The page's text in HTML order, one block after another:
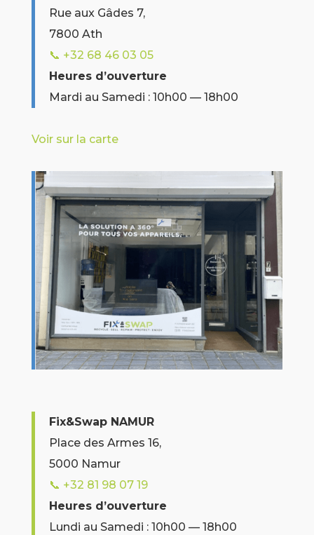
Rue aux Gâdes 7,
7800 Ath
📞 +32 68 46 03 05
Heures d’ouverture
Mardi au Samedi : 10h00 — 18h00
Voir sur la carte
Fix&Swap NAMUR
Place des Armes 16,
5000 Namur
📞 +32 81 98 07 19
Heures d’ouverture
Lundi au Samedi : 10h00 — 18h00